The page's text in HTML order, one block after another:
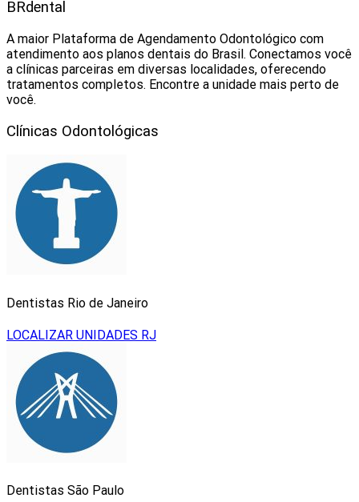
BRdental
A maior Plataforma de Agendamento Odontológico com
atendimento aos planos dentais do Brasil. Conectamos você
a clínicas parceiras em diversas localidades, oferecendo
tratamentos completos. Encontre a unidade mais perto de
você.
Clínicas Odontológicas
Dentistas Rio de Janeiro
LOCALIZAR UNIDADES RJ
Dentistas São Paulo